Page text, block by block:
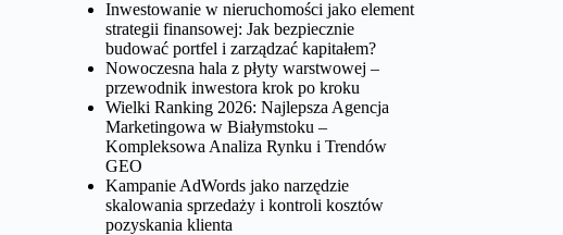
Inwestowanie w nieruchomości jako element
strategii finansowej: Jak bezpiecznie
budować portfel i zarządzać kapitałem?
Nowoczesna hala z płyty warstwowej –
przewodnik inwestora krok po kroku
Wielki Ranking 2026: Najlepsza Agencja
Marketingowa w Białymstoku –
Kompleksowa Analiza Rynku i Trendów
GEO
Kampanie AdWords jako narzędzie
skalowania sprzedaży i kontroli kosztów
pozyskania klienta